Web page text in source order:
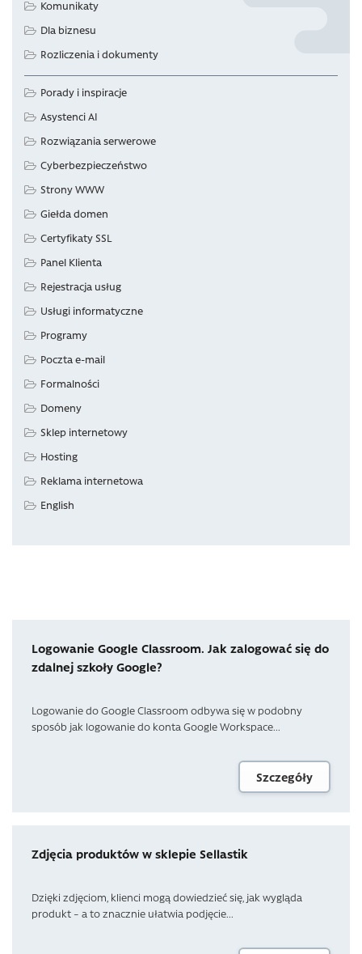
Komunikaty
Dla biznesu
Rozliczenia i dokumenty
Porady i inspiracje
Asystenci AI
Rozwiązania serwerowe
Cyberbezpieczeństwo
Strony WWW
Giełda domen
Certyfikaty SSL
Panel Klienta
Rejestracja usług
Usługi informatyczne
Programy
Poczta e-mail
Formalności
Domeny
Sklep internetowy
Hosting
Reklama internetowa
English
Logowanie Google Classroom. Jak zalogować się do
zdalnej szkoły Google?
Logowanie do Google Classroom odbywa się w podobny
sposób jak logowanie do konta Google Workspace...
Szczegóły
Zdjęcia produktów w sklepie Sellastik
Dzięki zdjęciom, klienci mogą dowiedzieć się, jak wygląda
produkt – a to znacznie ułatwia podjęcie...